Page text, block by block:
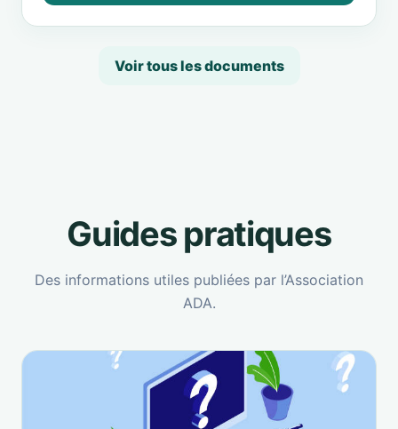
Voir tous les documents
Guides pratiques
Des informations utiles publiées par l’Association
ADA.